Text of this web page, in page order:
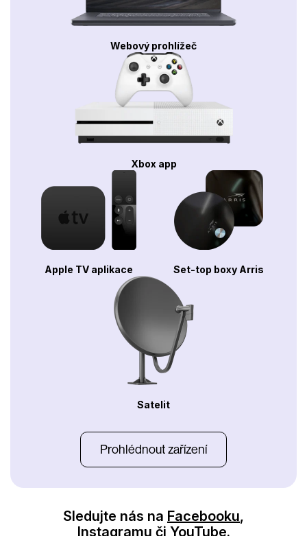
Webový prohlížeč
Xbox app
Apple TV aplikace Set-top boxy Arris
Satelit
Prohlédnout zařízení
Sledujte nás na Facebooku,
Instagramu či YouTube.